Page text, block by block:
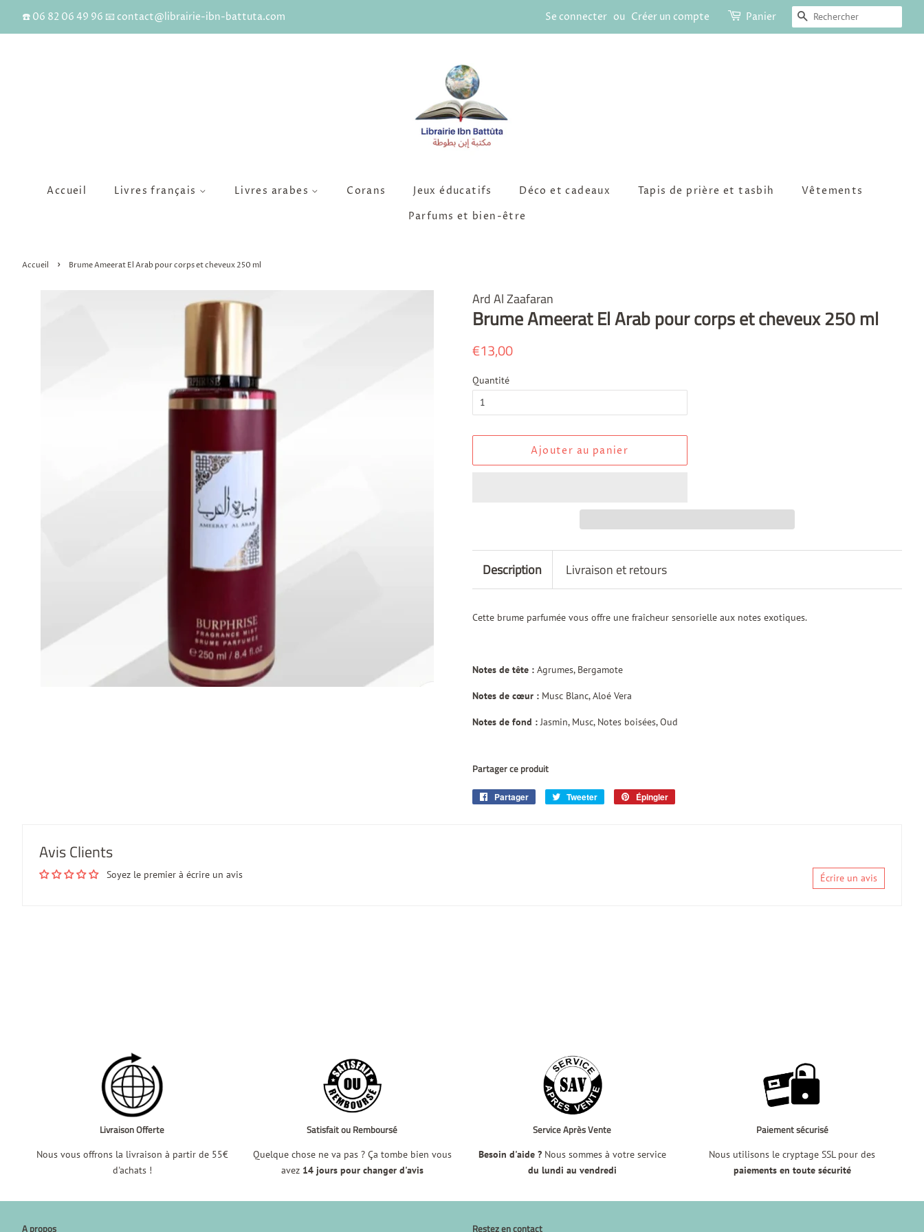
☎️ 06 82 06 49 96 📧 contact@librairie-ibn-battuta.com Se connecter ou Créer un compte Panier Recherche
Accueil Livres français Livres arabes Corans Jeux éducatifs Déco et cadeaux Tapis de prière et tasbih
Vêtements
Parfums et bien-être
Accueil › Brume Ameerat El Arab pour corps et cheveux 250 ml
Ard Al Zaafaran
Brume Ameerat El Arab pour corps et cheveux 250 ml
Prix
€13,00
Quantité
Ajouter au panier
Description Livraison et retours
Cette brume parfumée vous offre une fraîcheur sensorielle aux notes exotiques.
Notes de tête : Agrumes, Bergamote
Notes de cœur : Musc Blanc, Aloé Vera
Notes de fond : Jasmin, Musc, Notes boisées, Oud
Partager ce produit
Partager
PartagerTweeter
Tweeter
Épingler
Avis Clients
Soyez le premier à écrire un avis Écrire un avis
Livraison Offerte
Nous vous offrons la livraison à partir de 55€
d'achats !
Satisfait ou Remboursé
Quelque chose ne va pas ? Ça tombe bien vous
avez 14 jours pour changer d'avis
Service Après Vente
Besoin d'aide ?Nous sommes à votre service
du lundi au vendredi
Paiement sécurisé
Nous utilisons le cryptage SSL pour des
paiements en toute sécurité
A propos Restez en contact